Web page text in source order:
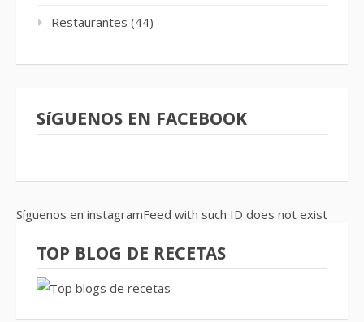
Restaurantes (44)
SíGUENOS EN FACEBOOK
Síguenos en instagramFeed with such ID does not exist
TOP BLOG DE RECETAS